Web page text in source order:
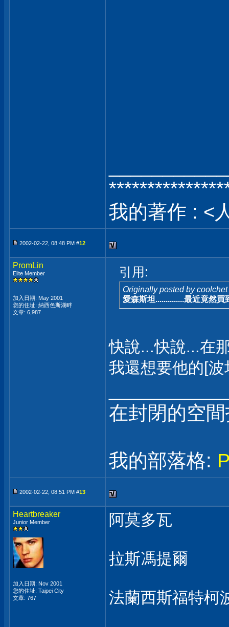
我的著作 : <
2002-02-22, 08:48 PM #12
PromLin
Elite Member
加入日期: May 2001
您的住址: 納西色斯湖畔
文章: 6,987
引用:
Originally posted by coolchet
愛森斯坦..............最近竟然
快說...快說...在
我還想要他的[
在封閉的空
我的部落格:
2002-02-22, 08:51 PM #13
Heartbreaker
Junior Member
加入日期: Nov 2001
您的住址: Taipei City
文章: 767
阿莫多瓦
拉斯馮提爾
法蘭西斯福特柯